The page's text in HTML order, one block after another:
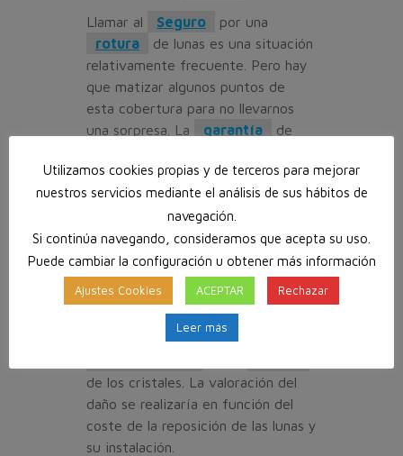
Llamar al Seguro
por una
rotura
de lunas es una situación
relativamente frecuente. Pero hay
que matizar algunos puntos de
esta cobertura para no llevarnos
una sorpresa. La
garantía
de
parabrisas, la luneta o las
ventanillas del coche han sido
dañadas a causa de un
accidente o siniestro
ajeno
a la voluntad del
conductor
o
del asegurado .
En estos casos, la aseguradora
asumiría la reparación o
de los cristales. La valoración del
daño se realizaría en función del
coste de la reposición de las lunas y
su instalación.
Utilizamos cookies propias y de terceros para mejorar
nuestros servicios mediante el análisis de sus hábitos de
navegación.
Si continúa navegando, consideramos que acepta su uso.
Puede cambiar la configuración u obtener más información
Ajustes Cookies ACEPTAR Rechazar
Leer más